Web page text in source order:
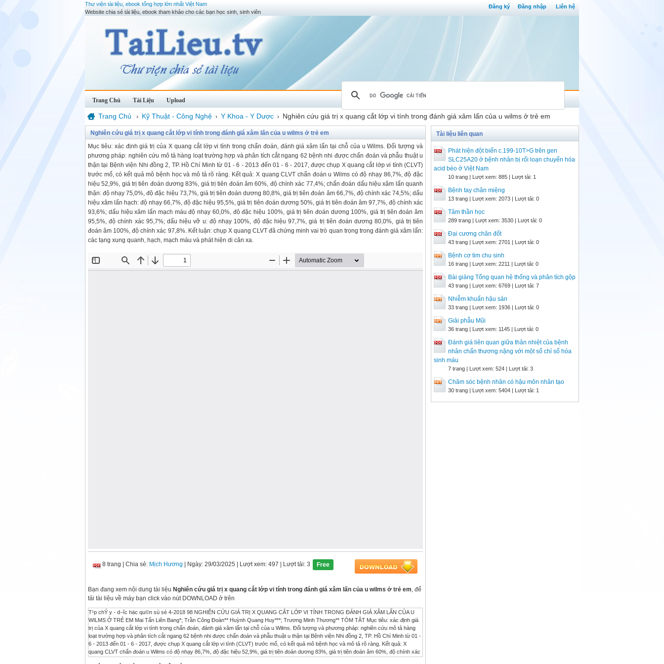
Đăng ký Đăng nhập Liên hệ
Thư viện tài liệu, ebook tổng hợp lớn nhất Việt Nam
Website chia sẻ tài liệu, ebook tham khảo cho các bạn học sinh, sinh viên
Trang Chủ Tài Liệu Upload
Trang Chủ › Kỹ Thuật - Công Nghệ › Y Khoa - Y Dược › Nghiên cứu giá trị x quang cắt lớp vi tính trong đánh giá xâm lấn của u wilms ở trẻ em
Nghiên cứu giá trị x quang cắt lớp vi tính trong đánh giá xâm lấn của u wilms ở trẻ em
Mục tiêu: xác định giá trị của X quang cắt lớp vi tính trong chẩn đoán, đánh giá xâm lấn tại chỗ của u Wilms. Đối tượng và
phương pháp: nghiên cứu mô tả hàng loạt trường hợp và phân tích cắt ngang 62 bệnh nhi được chẩn đoán và phẫu thuật u
thận tại Bệnh viện Nhi đồng 2, TP. Hồ Chí Minh từ 01 - 6 - 2013 đến 01 - 6 - 2017, được chụp X quang cắt lớp vi tính (CLVT)
trước mổ, có kết quả mô bệnh học và mô tả rõ ràng. Kết quả: X quang CLVT chẩn đoán u Wilms có độ nhạy 86,7%, độ đặc
hiệu 52,9%, giá trị tiên đoán dương 83%, giá trị tiên đoán âm 60%, độ chính xác 77,4%; chẩn đoán dấu hiệu xâm lấn quanh
thận: độ nhạy 75,0%, độ đặc hiệu 73,7%, giá trị tiên đoán dương 80,8%, giá trị tiên đoán âm 66,7%, độ chính xác 74,5%; dấu
hiệu xâm lấn hạch: độ nhạy 66,7%, độ đặc hiệu 95,5%, giá trị tiên đoán dương 50%, giá trị tiên đoán âm 97,7%, độ chính xác
93,6%; dấu hiệu xâm lấn mạch máu độ nhạy 60,0%, độ đặc hiệu 100%, giá trị tiên đoán dương 100%, giá trị tiên đoán âm
95,5%, độ chính xác 95,7%; dấu hiệu vỡ u: độ nhạy 100%, độ đặc hiệu 97,7%, giá trị tiên đoán dương 80,0%, giá trị tiên
đoán âm 100%, độ chính xác 97,8%. Kết luận: chụp X quang CLVT đã chứng minh vai trò quan trọng trong đánh giá xâm lấn:
các tạng xung quanh, hạch, mạch máu và phát hiện di căn xa.
8 trang Chia sẻ: Mịch Hương | Ngày: 29/03/2025 | Lượt xem: 497 | Lượt tải: 3 Free
Bạn đang xem nội dung tài liệu Nghiên cứu giá trị x quang cắt lớp vi tính trong đánh giá xâm lấn của u wilms ở trẻ em, để
tải tài liệu về máy bạn click vào nút DOWNLOAD ở trên
T¹p chÝ y - d−îc häc qu©n sù sè 4-2018 98 NGHIÊN CỨU GIÁ TRỊ X QUANG CẮT LỚP VI TÍNH TRONG ĐÁNH GIÁ XÂM LẤN CỦA U
WILMS Ở TRẺ EM Mai Tấn Liên Bang*; Trần Công Đoàn** Huỳnh Quang Huy***; Trương Minh Thương** TÓM TẮT Mục tiêu: xác định giá
trị của X quang cắt lớp vi tính trong chẩn đoán, đánh giá xâm lấn tại chỗ của u Wilms. Đối tượng và phương pháp: nghiên cứu mô tả hàng
loạt trường hợp và phân tích cắt ngang 62 bệnh nhi được chẩn đoán và phẫu thuật u thận tại Bệnh viện Nhi đồng 2, TP. Hồ Chí Minh từ 01 -
6 - 2013 đến 01 - 6 - 2017, được chụp X quang cắt lớp vi tính (CLVT) trước mổ, có kết quả mô bệnh học và mô tả rõ ràng. Kết quả: X
quang CLVT chẩn đoán u Wilms có độ nhạy 86,7%, độ đặc hiệu 52,9%, giá trị tiên đoán dương 83%, giá trị tiên đoán âm 60%, độ chính xác
Tài liệu liên quan
Phát hiện đột biến c.199-10T>G trên gen
SLC25A20 ở bệnh nhân bị rối loạn chuyển hóa
acid béo ở Việt Nam
10 trang | Lượt xem: 885 | Lượt tải: 1
Bệnh tay chân miệng
13 trang | Lượt xem: 2073 | Lượt tải: 0
Tâm thần học
289 trang | Lượt xem: 3530 | Lượt tải: 0
Đại cương chân đốt
43 trang | Lượt xem: 2701 | Lượt tải: 0
Bệnh cơ tim chu sinh
16 trang | Lượt xem: 2211 | Lượt tải: 0
Bài giảng Tổng quan hệ thống và phân tích gộp
43 trang | Lượt xem: 6769 | Lượt tải: 7
Nhiễm khuẩn hậu sản
33 trang | Lượt xem: 1936 | Lượt tải: 0
Giải phẫu Mũi
36 trang | Lượt xem: 1145 | Lượt tải: 0
Đánh giá liên quan giữa thân nhiệt của bệnh
nhân chấn thương nặng với một số chỉ số hóa
sinh máu
7 trang | Lượt xem: 524 | Lượt tải: 3
Chăm sóc bệnh nhân có hậu môn nhân tạo
30 trang | Lượt xem: 5404 | Lượt tải: 1